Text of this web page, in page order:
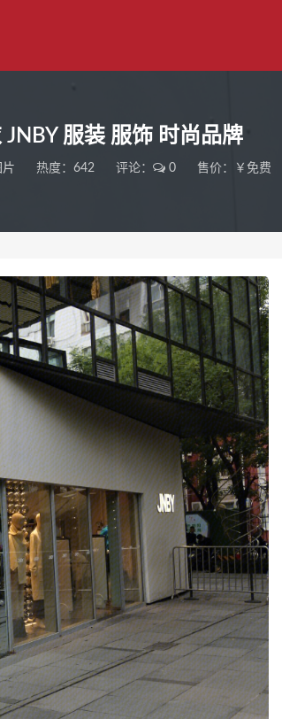
JNBY 服装 服饰 时尚品牌
片 热度：642 评论： 0 售价：￥免费